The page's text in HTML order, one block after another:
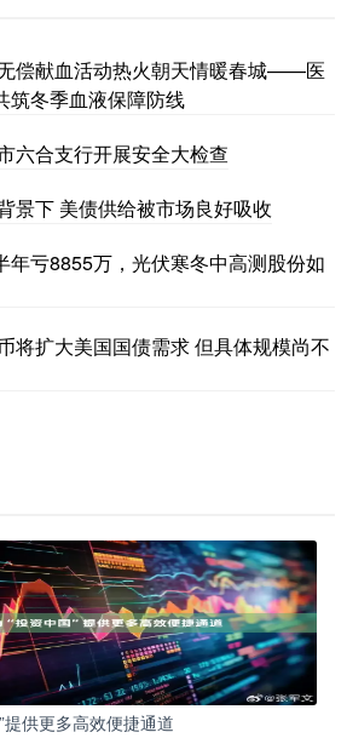
偿献血活动热火朝天情暖春城——医
筑冬季血液保障防线
六合支行开展安全大检查
景下 美债供给被市场良好吸收
年亏8855万，光伏寒冬中高测股份如
将扩大美国国债需求 但具体规模尚不
供更多高效便捷通道